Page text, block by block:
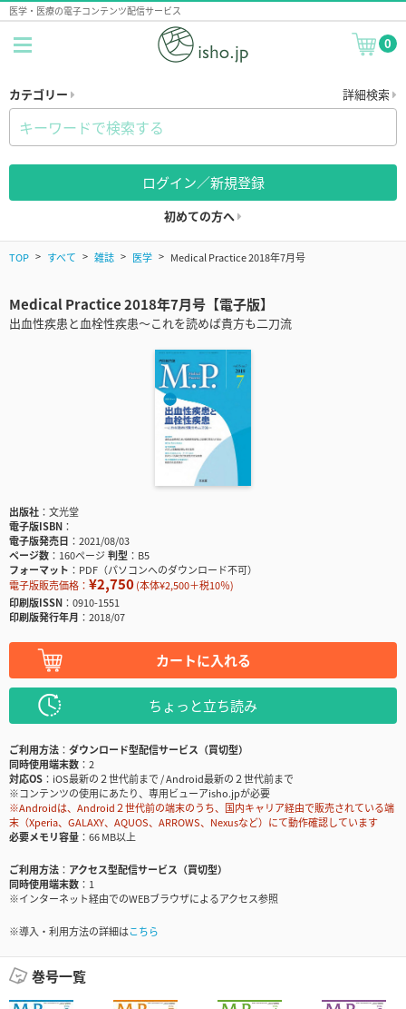
医学・医療の電子コンテンツ配信サービス
0
カテゴリー 詳細検索
ログイン／新規登録
初めての方へ
TOP すべて 雑誌 医学 Medical Practice 2018年7月号
Medical Practice 2018年7月号【電子版】
出血性疾患と血栓性疾患～これを読めば貴方も二刀流
出版社
文光堂
電子版ISBN
電子版発売日
2021/08/03
ページ数
160ページ判型
B5
フォーマット
PDF（パソコンへのダウンロード不可）
電子版販売価格： ¥2,750(本体¥2,500＋税10％)
印刷版ISSN
0910-1551
印刷版発行年月
2018/07
カートに入れる
ちょっと立ち読み
ご利用方法
ダウンロード型配信サービス（買切型）
同時使用端末数
2
対応OS
iOS最新の２世代前まで / Android最新の２世代前まで
※コンテンツの使用にあたり、専用ビューアisho.jpが必要
※Androidは、Android２世代前の端末のうち、国内キャリア経由で販売されている端
末（Xperia、GALAXY、AQUOS、ARROWS、Nexusなど）にて動作確認しています
必要メモリ容量
66 MB以上
ご利用方法
アクセス型配信サービス（買切型）
同時使用端末数
1
※インターネット経由でのWEBブラウザによるアクセス参照
※導入・利用方法の詳細はこちら
巻号一覧